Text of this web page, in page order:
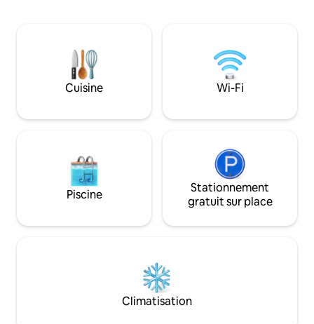
salon extérieur, vous aurez l'embarras
du choix pour vous réunir. Votre toutou
peut courir librement dans la cour
herbeuse entièrement clôturée et
région où les chiens sont acceptés.
et Berry sur la
Galles du Sud. À
la plage, vous
des millions de
Cuisine Wi-Fi
Piscine
Stationnement
gratuit sur place
Climatisation